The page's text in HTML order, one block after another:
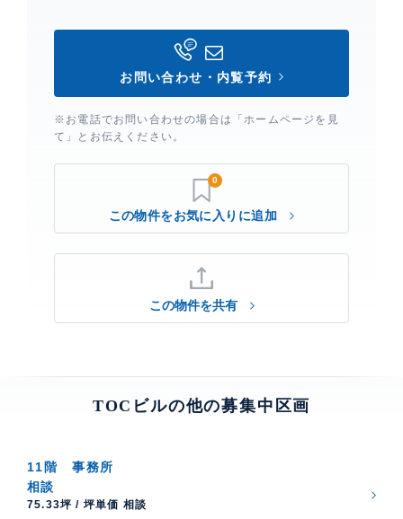
お問い合わせ・内覧予約
※お電話でお問い合わせの場合は「ホームページを見
て」とお伝えください。
0
この物件を共有
TOCビルの他の募集中区画
11階事務所
相談
75.33坪 / 坪単価 相談